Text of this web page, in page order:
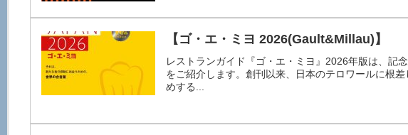
【ゴ・エ・ミヨ 2026(Gault&Millau)】
レストランガイド『ゴ・エ・ミヨ』2026年版は、記
をご紹介します。創刊以来、日本のテロワールに根
めする...